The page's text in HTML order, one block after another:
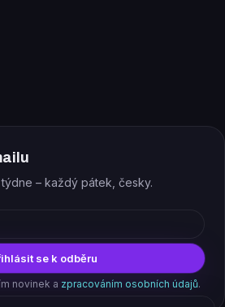
– každý pátek, česky.
se k odběru
novinek a zpracováním osobních údajů.